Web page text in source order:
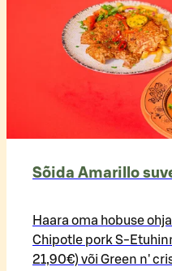
Sõida Amarillo
Haara oma hobuse
Chipotle pork S-
21,90€) või Green n'